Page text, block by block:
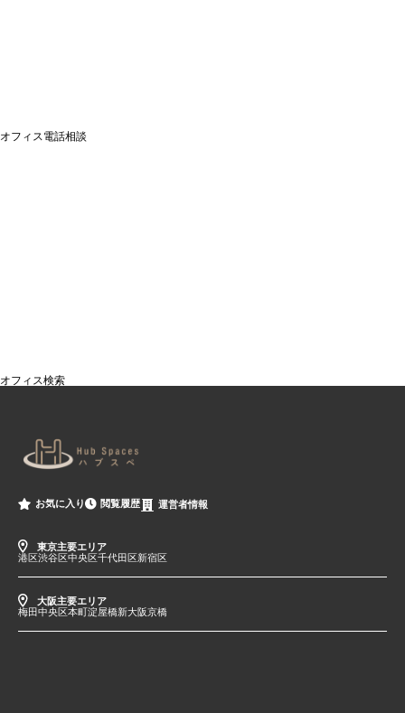
オフィス電話相談
オフィス検索
お気に入り 閲覧履歴 運営者情報
東京主要エリア
港区渋谷区中央区千代田区新宿区
大阪主要エリア
梅田中央区本町淀屋橋新大阪京橋